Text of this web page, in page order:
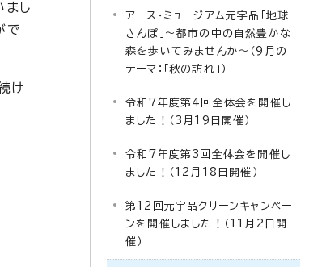
まし
で
け
アース・ミュージアム元宇品「地球
さんぽ」～都市の中の自然豊かな
森を歩いてみませんか～（9月の
テーマ：「秋の訪れ」）
令和7年度第4回全体会を開催し
ました！（3月19日開催）
令和7年度第3回全体会を開催し
ました！（12月18日開催）
第12回元宇品クリーンキャンペー
ンを開催しました！（11月2日開
催）